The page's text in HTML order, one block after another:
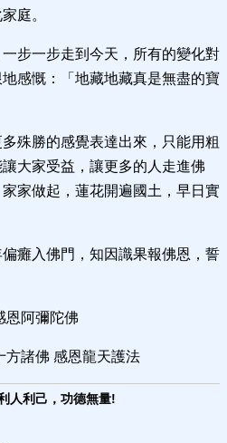
庭。
步一步走到今天，所有的變化對
感慨：「地藏地藏真是無盡的寶
殊勝的感覺表達出來，只能用粗
大家受益，讓更多的人走進佛
家做起，蓮花開遍國土，早日實
癱入佛門，知因識果報佛恩，誓
恩阿彌陀佛
方諸佛 感恩龍天護法
人利己，功德無量!